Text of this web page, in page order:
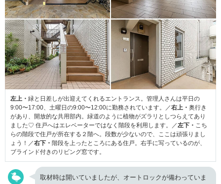
左上・ 緑と日差しが出迎えてくれるエントランス。管理人さんは平日の
9:00〜17:00、土曜日の9:00〜12:00に勤務されています。／右上・ 奥行き
があり、開放的な共用部内。緑道のように植物がズラリとしつらえてあり
ました♡ 住戸へはエレベーターではなく階段を利用します。／左下・ こち
らの階段で住戸が所在する２階へ。段数が少ないので、ここは頑張りまし
ょう！／右下・ 階段を上ったところにある住戸。右手に写っているのが、
ブラインド付きのリビング窓です。
取材時は開いていましたが、オートロックが備わっていま